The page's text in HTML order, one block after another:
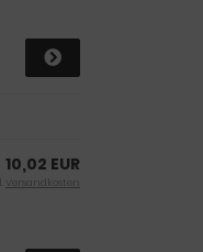
10,02 EUR
Versandkosten